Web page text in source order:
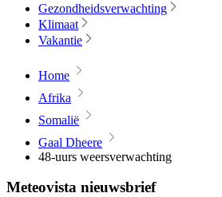
Gezondheidsverwachting
Klimaat
Vakantie
Home
Afrika
Somalië
Gaal Dheere
48-uurs weersverwachting
Meteovista nieuwsbrief